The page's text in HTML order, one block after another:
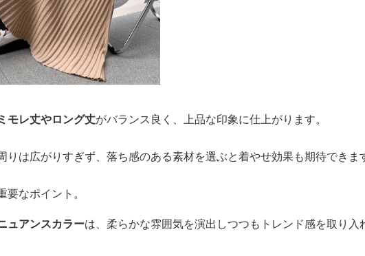
モレ丈やロング丈がバランス良く、上品な印象に仕上がります。
りは広がりすぎず、落ち感のある素材を選ぶと着やせ効果も期待できま
要なポイント。
ュアンスカラーは、柔らかな雰囲気を演出しつつもトレンド感を取り